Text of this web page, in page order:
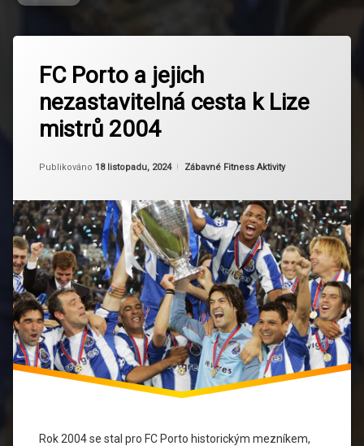
FC Porto a jejich
nezastavitelná cesta k Lize
mistrů 2004
Publikováno 18 listopadu, 2024
Od Ruby
Kategorie:
Zábavné Fitness Aktivity
Rok 2004 se stal pro FC Porto historickým mezníkem,
FC
Porto
FC
Ligy
mistrů
Fotbalová
historie
José
Mourinho
Liga
mistrů
vs AS
komentář
na
FC
Porto
a
jejich
cesta
Lize
mistrů
2004